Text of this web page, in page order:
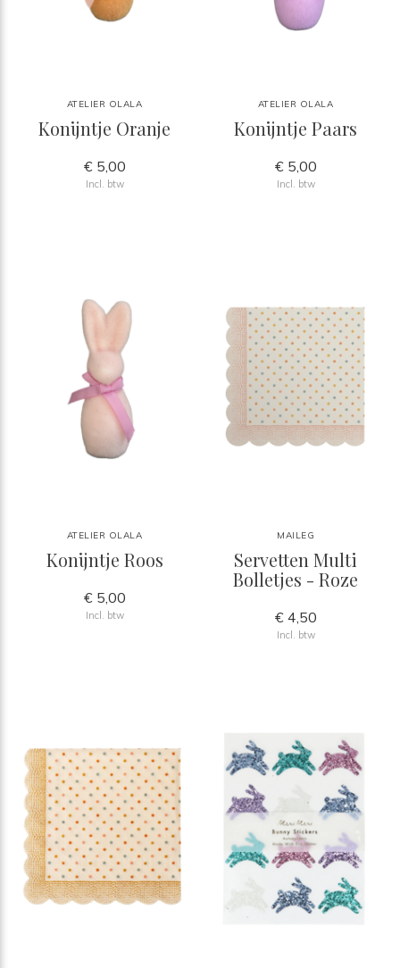
ATELIER OLALA
Konijntje Oranje
€ 5,00
Incl. btw
ATELIER OLALA
Konijntje Paars
€ 5,00
Incl. btw
ATELIER OLALA
Konijntje Roos
€ 5,00
Incl. btw
MAILEG
Servetten Multi
Bolletjes - Roze
€ 4,50
Incl. btw